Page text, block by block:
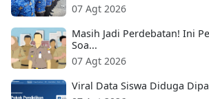
07 Agt 2026
Masih Jadi Perdebatan! Ini
Soa...
07 Agt 2026
Viral Data Siswa Diduga